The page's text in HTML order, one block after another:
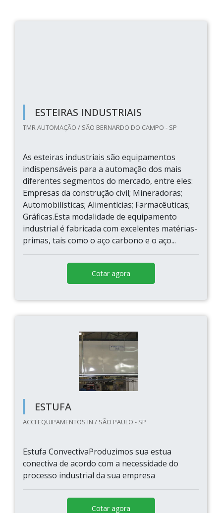
ESTEIRAS INDUSTRIAIS
TMR AUTOMAÇÃO / SÃO BERNARDO DO CAMPO - SP
As esteiras industriais são equipamentos
indispensáveis para a automação dos mais
diferentes segmentos do mercado, entre eles:
Empresas da construção civil; Mineradoras;
Automobilísticas; Alimentícias; Farmacêuticas;
Gráficas.Esta modalidade de equipamento
industrial é fabricada com excelentes matérias-
primas, tais como o aço carbono e o aço...
Cotar agora
ESTUFA
ACCI EQUIPAMENTOS IN / SÃO PAULO - SP
Estufa ConvectivaProduzimos sua estua
conectiva de acordo com a necessidade do
processo industrial da sua empresa
Cotar agora